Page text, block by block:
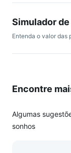
incluindo Museu
Abolição e
Simulador
Entenda o valor das
Encontre
Algumas
sonhos